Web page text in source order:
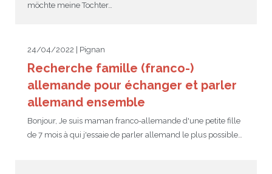
möchte meine Tochter…
24/04/2022 | Pignan
Recherche famille (franco-)
allemande pour échanger et parler
allemand ensemble
Bonjour, Je suis maman franco-allemande d'une petite fille
de 7 mois à qui j'essaie de parler allemand le plus possible…